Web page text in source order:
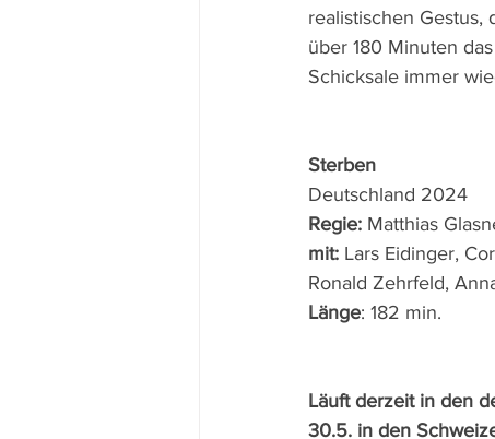
realistischen Gestus,
über 180 Minuten
Schicksale immer
Sterben
Deutschland 2024
Regie: Matthias
mit: Lars Eidinger,
Ronald Zehrfeld,
Länge: 182 min.
Läuft derzeit in den
30.5. in den